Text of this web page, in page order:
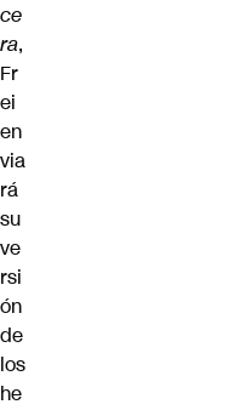
ce
ra,
Fr
ei
en
via
rá
su
ve
rsi
ón
de
los
he